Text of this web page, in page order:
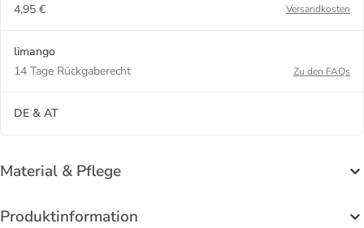
4,95 €
Versandkosten
limango
14 Tage Rückgaberecht
Zu den FAQs
DE & AT
Material & Pflege
Produktinformation